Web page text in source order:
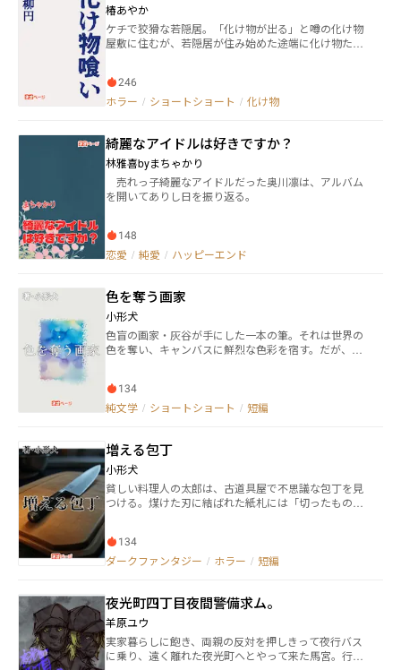
椿あやか
ケチで狡猾な若隠居。「化け物が出る」と噂の化け物
屋敷に住むが、若隠居が住み始めた途端に化け物たち
246
ホラー / ショートショート / 化け物
綺麗なアイドルは好きですか？
林雅喜byまちゃかり
売れっ子綺麗なアイドルだった奥川凛は、アルバム
を開いてありし日を振り返る。
148
恋愛 / 純愛 / ハッピーエンド
色を奪う画家
小形犬
色盲の画家・灰谷が手にした一本の筆。それは世界の
色を奪い、キャンバスに鮮烈な色彩を宿す。だが、街
134
純文学 / ショートショート / 短編
増える包丁
小形犬
貧しい料理人の太郎は、古道具屋で不思議な包丁を見
つける。煤けた刃に結ばれた紙札には「切ったものを
起きる。切った片方がみるみる元通りに再生し、食材
は決して減らないのだ！ これで貧乏暮らしから脱出で
134
ダークファンタジー / ホラー / 短編
夜光町四丁目夜間警備求ム。
羊原ユウ
実家暮らしに飽き、両親の反対を押しきって夜行バス
に乗り、遠く離れた夜光町へとやって来た馬宮。行く